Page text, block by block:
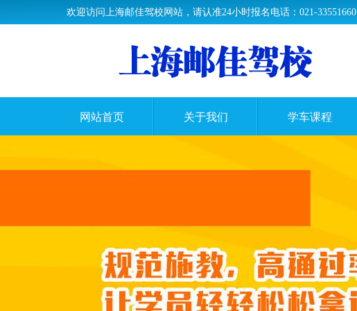
欢迎访问上海邮佳驾校网站，请认准24小时报名电话：021-33551660
网站首页 关于我们 学车课程